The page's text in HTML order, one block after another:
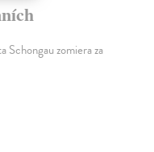
Schongau zomiera za